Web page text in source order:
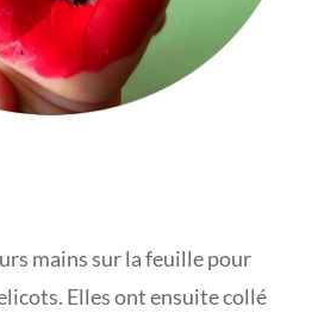
mains sur la feuille pour
Elles ont ensuite collé